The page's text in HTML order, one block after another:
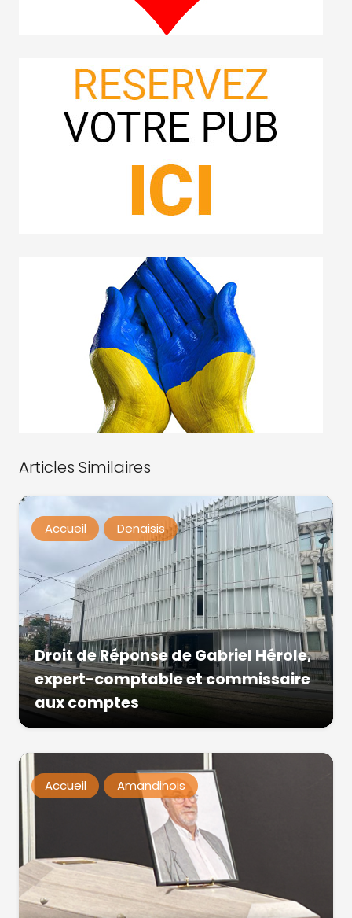
Articles Similaires
Accueil Denaisis
Droit de Réponse de Gabriel Hérole,
expert-comptable et commissaire
aux comptes
Accueil Amandinois